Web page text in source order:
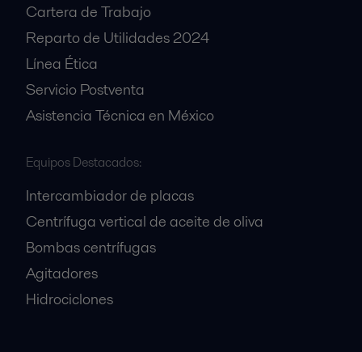
Cartera de Trabajo
Reparto de Utilidades 2024
Línea Ética
Servicio Postventa
Asistencia Técnica en México
Equipos Destacados:
Intercambiador de placas
Centrífuga vertical de aceite de oliva
Bombas centrífugas
Agitadores
Hidrociclones